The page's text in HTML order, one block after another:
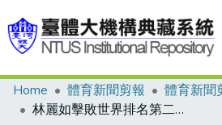
Communities & Collections
Home 體育新聞剪報
體育新聞
林麗如擊敗世界排名第二高手 參加南加州桌球賽 與張秀玉並列第三